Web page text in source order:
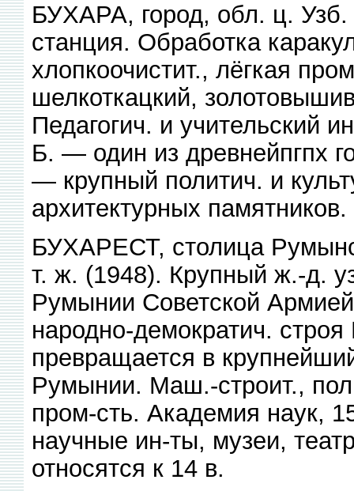
БУХАРА, город, обл. ц.
станция. Обработка
хлопкоочистит., лёгкая
шелкоткацкий,
Педагогич. и учительский
Б. — один из древнейпгпх
— крупный политич. и
архитектурных памятников.
БУХАРЕСТ, столица
т. ж. (1948). Крупный ж.-д.
Румынии Советской
народно-демократич.
превращается в
Румынии. Маш.-строит.,
пром-сть. Академия наук,
научные ин-ты, музеи,
относятся к 14 в.